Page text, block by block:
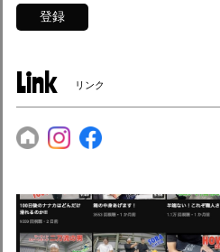
登録
Link リンク